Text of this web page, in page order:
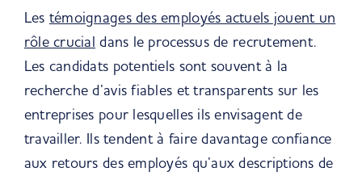
Les témoignages des employés actuels jouent un
rôle crucial dans le processus de recrutement.
Les candidats potentiels sont souvent à la
recherche d’avis fiables et transparents sur les
entreprises pour lesquelles ils envisagent de
travailler. Ils tendent à faire davantage confiance
aux retours des employés qu’aux descriptions de